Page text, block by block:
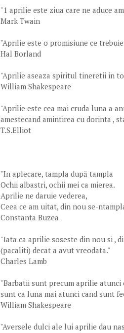
"1 aprilie este ziua care ne aduce
Mark Twain
"Aprilie este o promisiune ce
Hal Borland
"Aprilie aseaza spiritul tineretii in
William Shakespeare
"Aprilie este cea mai cruda luna a
amestecand amintirea cu dorinta ,
T.S.Elliot
"In aplecare, tampla după tampla
Ochii albastri, ochii mei ca mierea.
Aprilie ne daruie vederea,
Ceea ce am uitat, din nou se-
Constanta Buzea
"Iata ca aprilie soseste din nou si ,
(pacaliti) decat a avut vreodata."
Charles Lamb
"Barbatii sunt precum aprilie atunci
sunt ca luna mai atunci cand sunt
William Shakespeare
"Aversele dulci ale lui aprilie dau